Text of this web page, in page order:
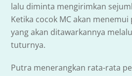
lalu diminta mengirimkan
Ketika cocok MC akan
yang akan ditawarkannya
tuturnya.
Putra menerangkan rata-rata